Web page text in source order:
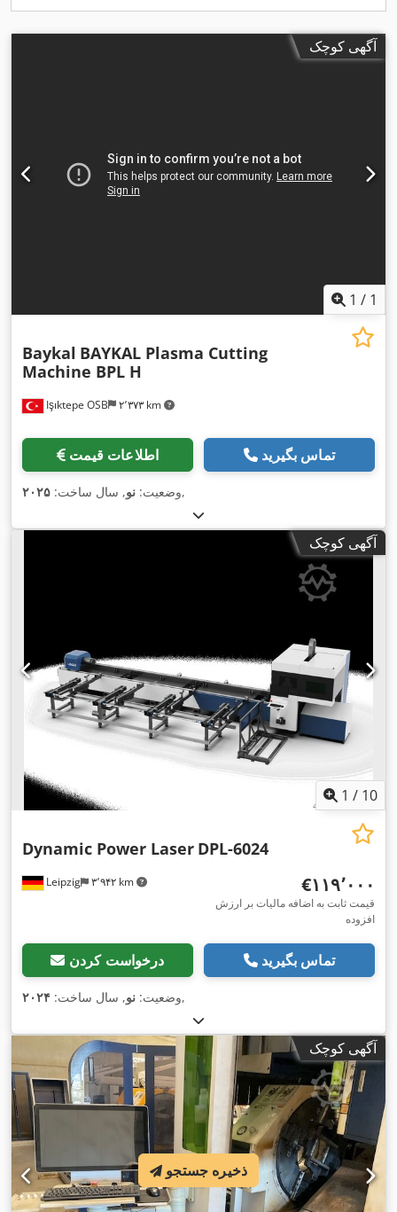
آگهی کوچک
1 / 1
Işıktepe OSB ۲٬۳۷۳ km
Baykal BAYKAL Plasma Cutting
Machine BPL H
اطلاعات قیمت تماس بگیرید
وضعیت: نو, سال ساخت: ۲۰۲۵ ,
آگهی کوچک
1 / 10
Leipzig ۳٬۹۴۲ km
Dynamic Power Laser DPL-6024
‎€۱۱۹٬۰۰۰
قیمت ثابت به اضافه مالیات بر ارزش
افزوده
درخواست کردن تماس بگیرید
وضعیت: نو, سال ساخت: ۲۰۲۴ ,
آگهی کوچک
ذخیره جستجو